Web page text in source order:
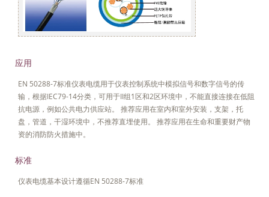
应用
EN 50288-7标准仪表电缆用于仪表控制系统中模拟信号和数字信号的传
输，根据IEC79-14分类，可用于II组1区和2区环境中，不能直接连接在低阻
抗电源，例如公共电力供应站。 推荐应用在室内和室外安装，支架，托
盘，管道，干湿环境中，不推荐直埋使用。 推荐应用在生命和重要财产物
资的消防防火措施中。
标准
仪表电缆基本设计遵循EN 50288-7标准